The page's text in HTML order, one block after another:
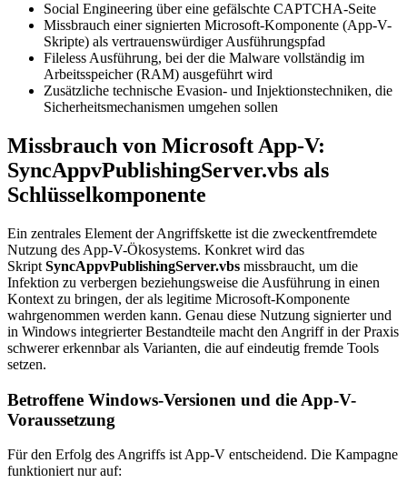
Social Engineering über eine gefälschte CAPTCHA-Seite
Missbrauch einer signierten Microsoft-Komponente (App-V-
Skripte) als vertrauenswürdiger Ausführungspfad
Fileless Ausführung, bei der die Malware vollständig im
Arbeitsspeicher (RAM) ausgeführt wird
Zusätzliche technische Evasion- und Injektionstechniken, die
Sicherheitsmechanismen umgehen sollen
Missbrauch von Microsoft App-V:
SyncAppvPublishingServer.vbs als
Schlüsselkomponente
Ein zentrales Element der Angriffskette ist die zweckentfremdete
Nutzung des App-V-Ökosystems. Konkret wird das
Skript SyncAppvPublishingServer.vbs missbraucht, um die
Infektion zu verbergen beziehungsweise die Ausführung in einen
Kontext zu bringen, der als legitime Microsoft-Komponente
wahrgenommen werden kann. Genau diese Nutzung signierter und
in Windows integrierter Bestandteile macht den Angriff in der Praxis
schwerer erkennbar als Varianten, die auf eindeutig fremde Tools
setzen.
Betroffene Windows-Versionen und die App-V-
Voraussetzung
Für den Erfolg des Angriffs ist App-V entscheidend. Die Kampagne
funktioniert nur auf: